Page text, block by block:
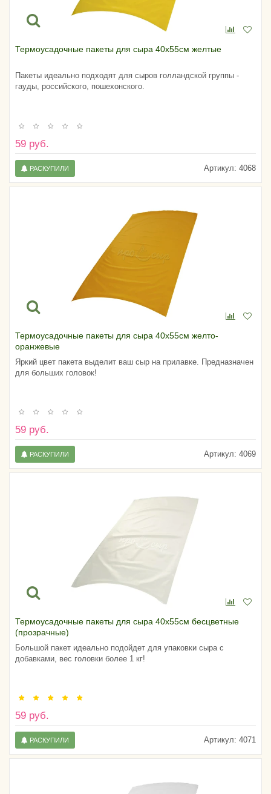
Термоусадочные пакеты для сыра 40х55см желтые
Пакеты идеально подходят для сыров голландской группы -
гауды, российского, пошехонского.
59 руб.
Артикул: 4068
РАСКУПИЛИ
Термоусадочные пакеты для сыра 40х55см желто-
оранжевые
Яркий цвет пакета выделит ваш сыр на прилавке. Предназначен
для больших головок!
59 руб.
Артикул: 4069
РАСКУПИЛИ
Термоусадочные пакеты для сыра 40х55см бесцветные
(прозрачные)
Большой пакет идеально подойдет для упаковки сыра с
добавками, вес головки более 1 кг!
59 руб.
Артикул: 4071
РАСКУПИЛИ